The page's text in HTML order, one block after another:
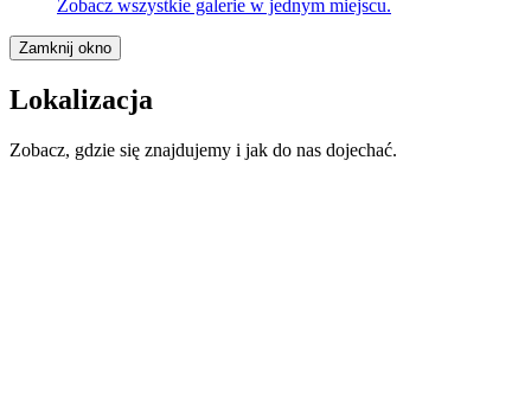
Zobacz wszystkie galerie w jednym miejscu.
Zamknij okno
Lokalizacja
Zobacz, gdzie się znajdujemy i jak do nas dojechać.